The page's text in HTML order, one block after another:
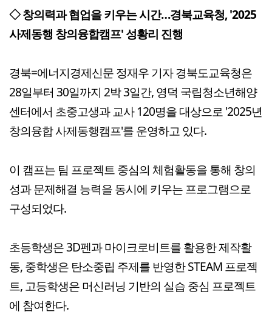
◇ 창의력과 협업을 키우는 시간…경북교육청, '2025
사제동행 창의융합캠프' 성황리 진행
경북=에너지경제신문 정재우 기자 경북도교육청은
28일부터 30일까지 2박 3일간, 영덕 국립청소년해양
센터에서 초중고생과 교사 120명을 대상으로 '2025년
창의융합 사제동행캠프'를 운영하고 있다.
이 캠프는 팀 프로젝트 중심의 체험활동을 통해 창의
성과 문제해결 능력을 동시에 키우는 프로그램으로
구성되었다.
초등학생은 3D펜과 마이크로비트를 활용한 제작활
동, 중학생은 탄소중립 주제를 반영한 STEAM 프로젝
트, 고등학생은 머신러닝 기반의 실습 중심 프로젝트
에 참여한다.